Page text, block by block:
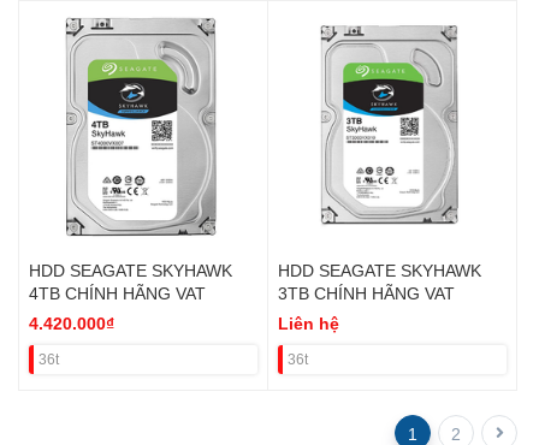
HDD SEAGATE SKYHAWK
4TB CHÍNH HÃNG VAT
4.420.000₫
36t
HDD SEAGATE SKYHAWK
3TB CHÍNH HÃNG VAT
Liên hệ
36t
1 2